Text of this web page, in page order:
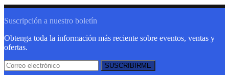
Suscripción a nuestro boletín
Obtenga toda la información más reciente sobre eventos, ventas y
ofertas.